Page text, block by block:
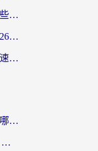
国外打古今江湖的加速器有哪些游戏？一个海外玩家的终极选择指南
海外玩国服游戏卡到崩溃？2026加速器免费推荐+实用指南（亲测有效）
身在海外，究竟国外用什么加速器打wow好？
海外党必看：雷神手游和旋风哪个好？3分钟选对回国加速器，无缝刷国内剧玩游戏
斧牛和快塔TowerFast哪个好？海外党如何选对回国加速器